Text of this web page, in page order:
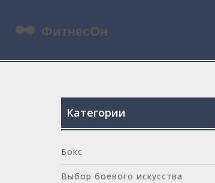
Категории
Бокс
Выбор боевого искусства